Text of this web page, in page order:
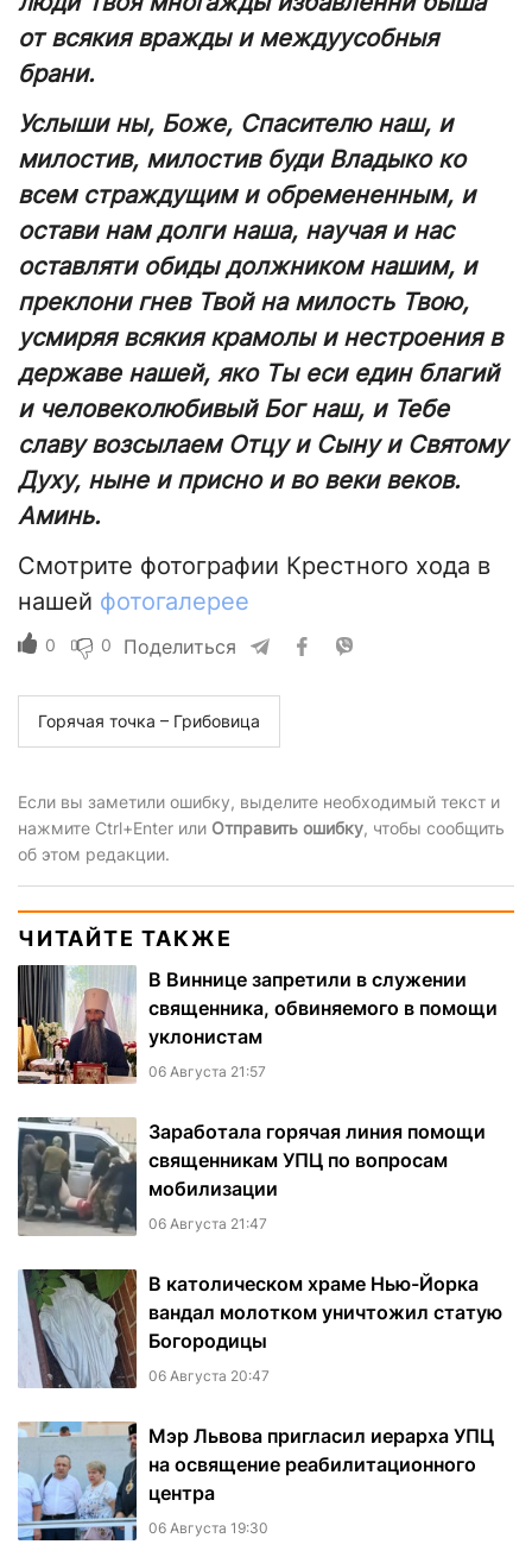
от всякия вражды и междуусобныя
брани.
Услыши ны, Боже, Спасителю наш, и
милостив, милостив буди Владыко ко
всем страждущим и обремененным, и
остави нам долги наша, научая и нас
оставляти обиды должником нашим, и
преклони гнев Твой на милость Твою,
усмиряя всякия крамолы и нестроения в
державе нашей, яко Ты еси един благий
и человеколюбивый Бог наш, и Тебе
славу возсылаем Отцу и Сыну и Святому
Духу, ныне и присно и во веки веков.
Аминь.
Смотрите фотографии Крестного хода в
нашей фотогалерее
0 0 Поделиться
Горячая точка – Грибовица
Если вы заметили ошибку, выделите необходимый текст и
нажмите Ctrl+Enter или Отправить ошибку, чтобы сообщить
об этом редакции.
ЧИТАЙТЕ ТАКЖЕ
В Виннице запретили в служении
священника, обвиняемого в помощи
уклонистам
06 Августа 21:57
Заработала горячая линия помощи
священникам УПЦ по вопросам
мобилизации
06 Августа 21:47
В католическом храме Нью-Йорка
вандал молотком уничтожил статую
Богородицы
06 Августа 20:47
Мэр Львова пригласил иерарха УПЦ
на освящение реабилитационного
центра
06 Августа 19:30